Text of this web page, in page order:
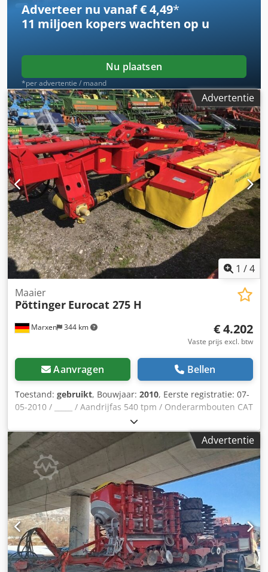
Adverteer nu vanaf € 4,49*
11 miljoen koperswachten op u
Nu plaatsen
*per advertentie / maand
Advertentie
1 /4
Marxen 344 km
Maaier
Pöttinger Eurocat 275 H
€ 4.202
Vaste prijs excl. btw
Aanvragen Bellen
Toestand: gebruikt, Bouwjaar: 2010, Eerste registratie: 07-
05-2010 / _____ / Aandrijfas 540 tpm / Onderarmbouten CAT
II / Hydraulische terugzwaai / Aandrijftoerental 540 tpm /
Trommelmaaier met middenophanging / Djdpfjqrruxex
Anmjkr
Advertentie